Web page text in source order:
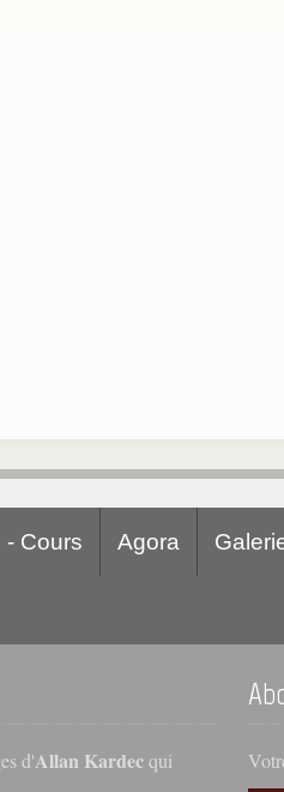
- Cours Agora
d'Allan Kardecqui